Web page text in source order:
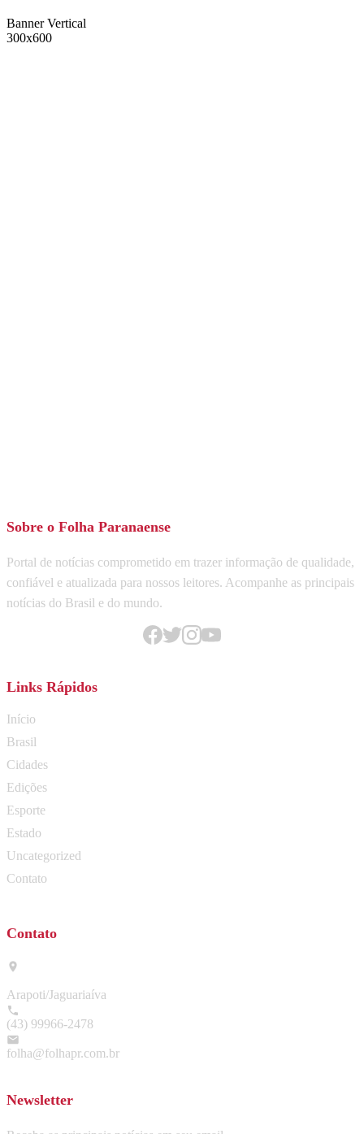
Banner Vertical
300x600
Sobre o Folha Paranaense
Portal de notícias comprometido em trazer informação de qualidade,
confiável e atualizada para nossos leitores. Acompanhe as principais
notícias do Brasil e do mundo.
Links Rápidos
Início
Brasil
Cidades
Edições
Esporte
Estado
Uncategorized
Contato
Contato
Arapoti/Jaguariaíva
(43) 99966-2478
folha@folhapr.com.br
Newsletter